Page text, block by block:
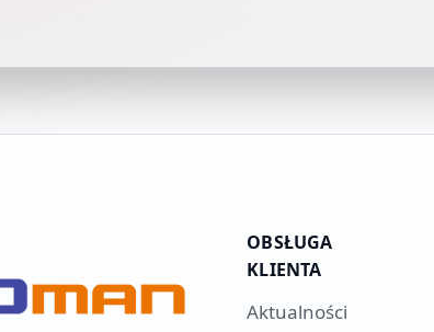
OBSŁUGA
KLIENTA
Aktualności